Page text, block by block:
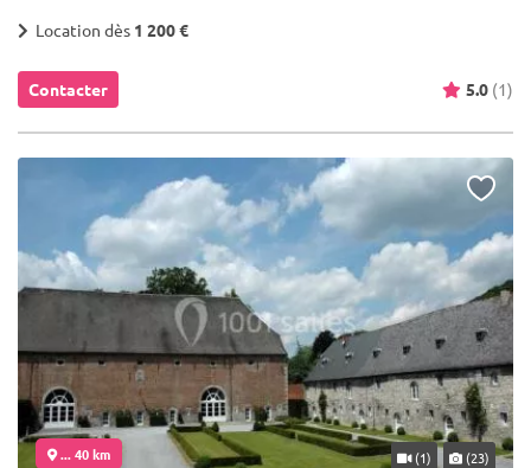
Location dès 1 200 €
Contacter 5.0 (1)
... 40 km (1) (23)